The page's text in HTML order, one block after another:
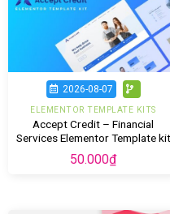
2026-08-07
ELEMENTOR TEMPLATE KITS
Accept Credit – Financial
Services Elementor Template kit
50.000₫